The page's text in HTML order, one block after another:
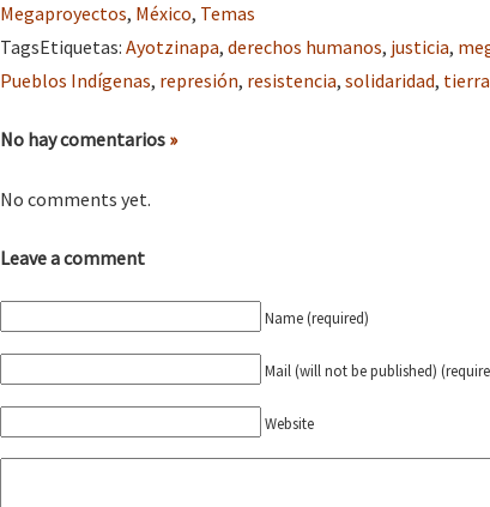
Megaproyectos, México, Temas
TagsEtiquetas: Ayotzinapa, derechos humanos, justicia,
Pueblos Indígenas, represión, resistencia, solidaridad,
No hay comentarios »
No comments yet.
Leave a comment
Name (required)
Mail (will not be published)
Website